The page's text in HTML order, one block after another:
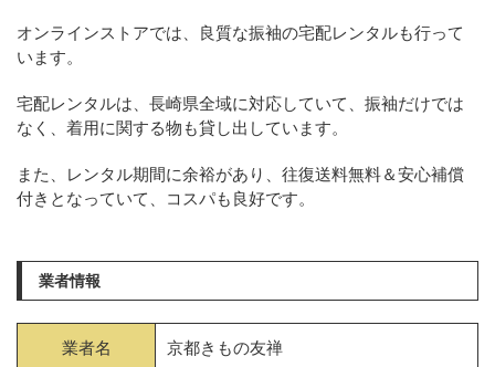
オンラインストアでは、良質な振袖の宅配レンタルも行って
います。
宅配レンタルは、長崎県全域に対応していて、振袖だけでは
なく、着用に関する物も貸し出しています。
また、レンタル期間に余裕があり、往復送料無料＆安心補償
付きとなっていて、コスパも良好です。
業者情報
業者名 京都きもの友禅